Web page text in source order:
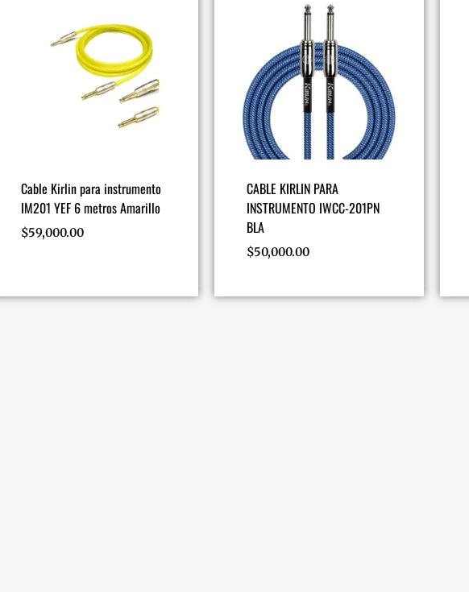
Cable Kirlin para instrumento
IM201 YEF 6 metros Amarillo
$59,000.00
CABLE KIRLIN PARA
INSTRUMENTO IWCC-201PN
BLA
$50,000.00